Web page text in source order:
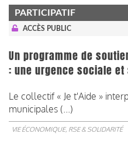
PARTICIPATIF
ACCÈS PUBLIC
Un programme de
: une urgence sociale
Le collectif « Je t'Aide »
municipales (...)
VIE ÉCONOMIQUE, RSE & SOLIDARITÉ